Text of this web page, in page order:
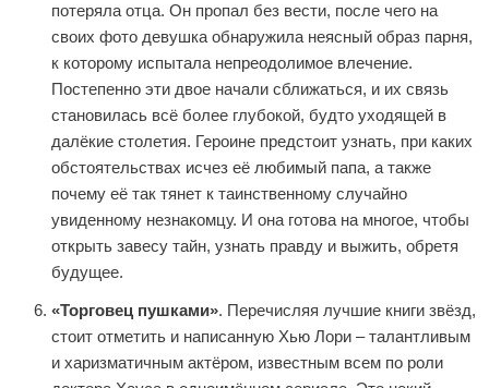
потеряла отца. Он пропал без вести, после чего на
своих фото девушка обнаружила неясный образ парня,
к которому испытала непреодолимое влечение.
Постепенно эти двое начали сближаться, и их связь
становилась всё более глубокой, будто уходящей в
далёкие столетия. Героине предстоит узнать, при каких
обстоятельствах исчез её любимый папа, а также
почему её так тянет к таинственному случайно
увиденному незнакомцу. И она готова на многое, чтобы
открыть завесу тайн, узнать правду и выжить, обретя
будущее.
«Торговец пушками». Перечисляя лучшие книги звёзд,
стоит отметить и написанную Хью Лори – талантливым
и харизматичным актёром, известным всем по роли